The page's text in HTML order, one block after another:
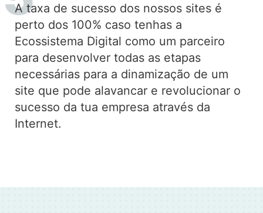
A taxa de sucesso dos nossos sites é
perto dos 100% caso tenhas a
Ecossistema Digital como um parceiro
para desenvolver todas as etapas
necessárias para a dinamização de um
site que pode alavancar e revolucionar o
sucesso da tua empresa através da
Internet.